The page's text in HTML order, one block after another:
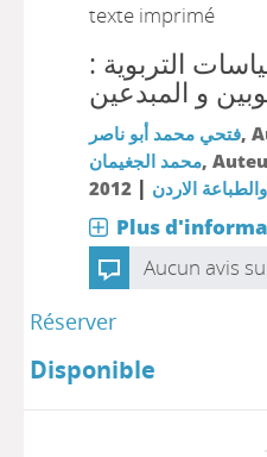
texte imprimé
التربوية :
و المبدعين
فتحي محمد أبو ناصر,
محمد الجغيمان,
الاردن |
2012
Plus
Aucun avis
Réserver
Disponible